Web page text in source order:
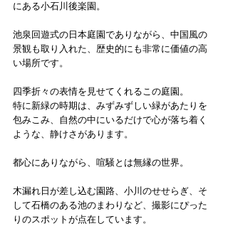
にある小石川後楽園。
池泉回遊式の日本庭園でありながら、中国風の
景観も取り入れた、歴史的にも非常に価値の高
い場所です。
四季折々の表情を見せてくれるこの庭園。
特に新緑の時期は、みずみずしい緑があたりを
包みこみ、自然の中にいるだけで心が落ち着く
ような、静けさがあります。
都心にありながら、喧騒とは無縁の世界。
木漏れ日が差し込む園路、小川のせせらぎ、そ
して石橋のある池のまわりなど、撮影にぴった
りのスポットが点在しています。